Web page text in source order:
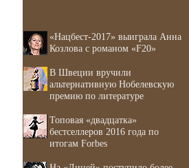
«Нацбест-2017» выиграла Анна
Козлова с романом «F20»
В Швеции вручили
альтернативную Нобелевскую
премию по литературе
Топовая «двадцатка»
бестселлеров 2016 года по
итогам Forbes